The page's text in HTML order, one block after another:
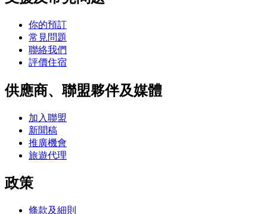
你的預訂
常見問題
聯絡我們
評價住宿
供應商、聯盟夥伴及媒體
加入聯盟
新聞稿
推廣機會
旅遊代理
政策
條款及細則